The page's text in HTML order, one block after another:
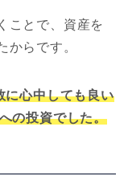
ことで、資産を
からです。
に心中しても良い
の投資でした。